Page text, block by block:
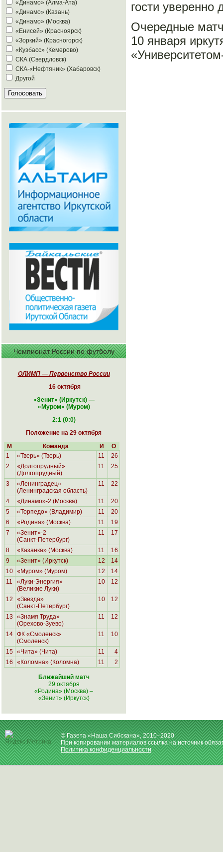
«Динамо» (Алма-Ата)
«Динамо» (Казань)
«Динамо» (Москва)
«Енисей» (Красноярск)
«Зоркий» (Красногорск)
«Кузбасс» (Кемерово)
СКА (Свердловск)
СКА-«Нефтяник» (Хабаровск)
Другой
Чемпионат России по футболу
ОЛИМП — Первенство России
16 октября
«Зенит» (Иркутск) —
«Муром» (Муром)
2:1 (0:0)
Положение на 29 октября
М
Команда И
О
1
«Тверь» (Тверь) 11
26
2
«Долгопрудный»
(Долгопрудный)
11 25
3
«Ленинградец»
(Ленинградская область)
11 22
4 «Динамо»-2 (Москва) 11
20
5
«Торпедо» (Владимир) 11
20
6
«Родина» (Москва) 11
19
7
«Зенит»-2
(Санкт-Петербург)
11 17
8 «Казанка» (Москва) 11
16
9
«Зенит» (Иркутск) 12
14
10 «Муром» (Муром) 12
14
11
«Луки-Энергия»
(Великие Луки)
10 12
12
«Звезда»
(Санкт-Петербург)
10 12
13
«Знамя Труда»
(Орехово-Зуево)
11 12
14 ФК «Смоленск»
(Смоленск)
11 10
15 «Чита» (Чита) 11
4
16
«Коломна» (Коломна) 11 2
Ближайший матч
29 октября
«Родина» (Москва) –
«Зенит» (Иркутск)
гости
Очередные
10 января
© Газета «Наша Сибскана», 2010–2020
При копировании материалов ссылка на источник
Политика конфиденциальности